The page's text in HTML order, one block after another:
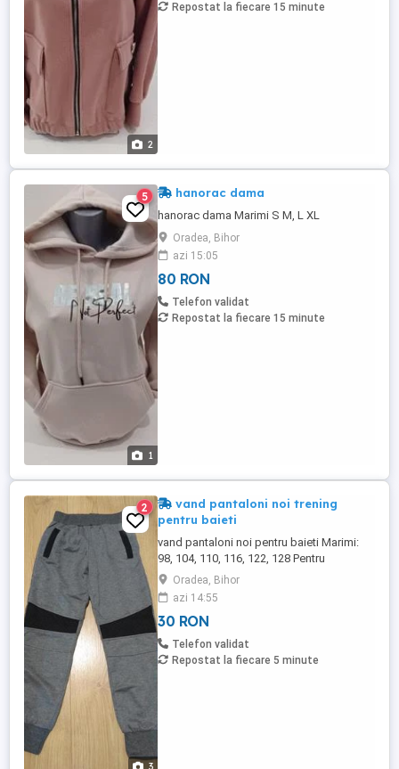
2
Repostat la fiecare 15 minute
1
5 hanorac dama
hanorac dama Marimi S M, L XL
Oradea, Bihor
azi 15:05
80 RON
Telefon validat
Repostat la fiecare 15 minute
3
2
vand pantaloni noi trening
pentru baieti
vand pantaloni noi pentru baieti Marimi:
98, 104, 110, 116, 122, 128 Pentru
comanda cu transport gratuit scrieti pe
mesaj Vezi detalii pe imbracaminte copii
Oradea, Bihor
azi 14:55
30 RON
Telefon validat
Repostat la fiecare 5 minute